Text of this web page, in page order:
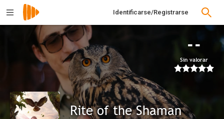
Identificarse/Registrarse
--
Sin valorar
Rite of the Shaman